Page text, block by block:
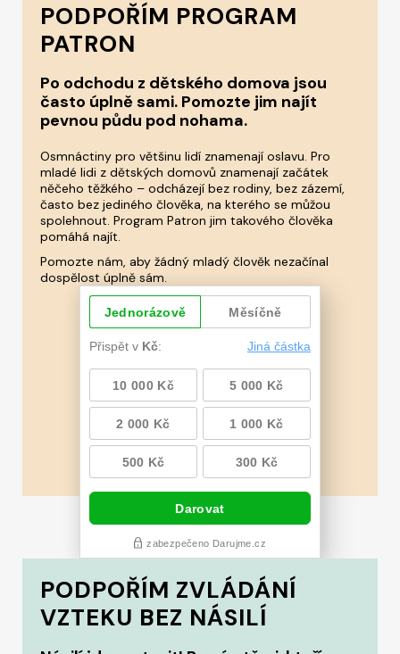
PODPOŘÍM PROGRAM
PATRON
Po odchodu z dětského domova jsou
často úplně sami. Pomozte jim najít
pevnou půdu pod nohama.
Osmnáctiny pro většinu lidí znamenají oslavu. Pro
mladé lidi z dětských domovů znamenají začátek
něčeho těžkého – odcházejí bez rodiny, bez zázemí,
často bez jediného člověka, na kterého se můžou
spolehnout. Program Patron jim takového člověka
pomáhá najít.
Pomozte nám, aby žádný mladý člověk nezačínal
dospělost úplně sám.
PODPOŘÍM ZVLÁDÁNÍ
VZTEKU BEZ NÁSILÍ